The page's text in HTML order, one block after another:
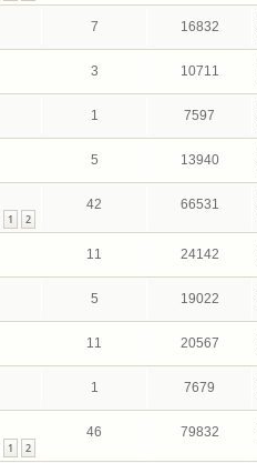
7 16832
3 10711
1 7597
5 13940
1 2
42 66531
11 24142
5 19022
11 20567
1 7679
1 2
46 79832